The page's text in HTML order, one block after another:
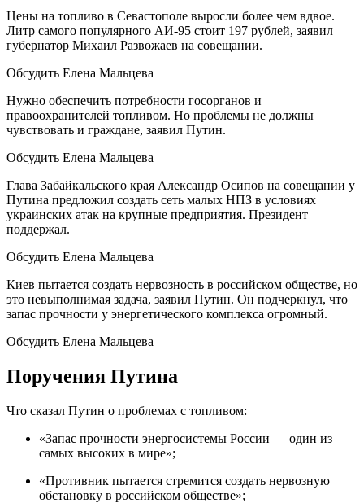
Цены на топливо в Севастополе выросли более чем вдвое.
Литр самого популярного АИ-95 стоит 197 рублей, заявил
губернатор Михаил Развожаев на совещании.
Обсудить Елена Мальцева
Нужно обеспечить потребности госорганов и
правоохранителей топливом. Но проблемы не должны
чувствовать и граждане, заявил Путин.
Обсудить Елена Мальцева
Глава Забайкальского края Александр Осипов на совещании у
Путина предложил создать сеть малых НПЗ в условиях
украинских атак на крупные предприятия. Президент
поддержал.
Обсудить Елена Мальцева
Киев пытается создать нервозность в российском обществе, но
это невыполнимая задача, заявил Путин. Он подчеркнул, что
запас прочности у энергетического комплекса огромный.
Обсудить Елена Мальцева
Поручения Путина
Что сказал Путин о проблемах с топливом:
«Запас прочности энергосистемы России — один из
самых высоких в мире»;
«Противник пытается стремится создать нервозную
обстановку в российском обществе»;